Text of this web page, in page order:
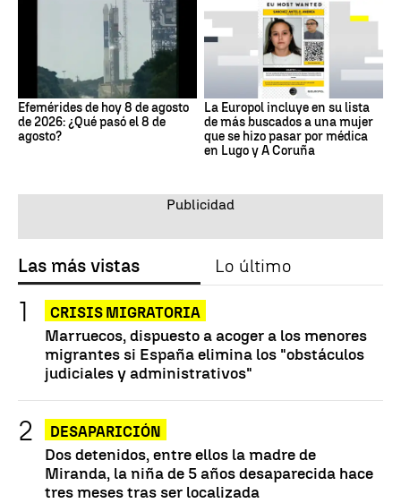
Efemérides de hoy 8 de agosto
de 2026: ¿Qué pasó el 8 de
agosto?
La Europol incluye en su lista
de más buscados a una mujer
que se hizo pasar por médica
en Lugo y A Coruña
Las más vistas Lo último
CRISIS MIGRATORIA
Marruecos, dispuesto a acoger a los menores
migrantes si España elimina los "obstáculos
judiciales y administrativos"
DESAPARICIÓN
Dos detenidos, entre ellos la madre de
Miranda, la niña de 5 años desaparecida hace
tres meses tras ser localizada